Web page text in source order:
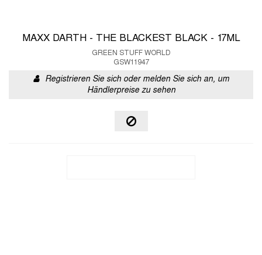
MAXX DARTH - THE BLACKEST BLACK - 17ML
GREEN STUFF WORLD
GSW11947
Registrieren Sie sich oder melden Sie sich an, um
Händlerpreise zu sehen